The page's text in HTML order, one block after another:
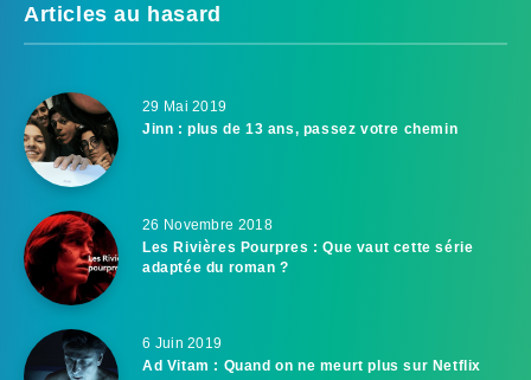
Articles au hasard
29 Mai 2019
Jinn : plus de 13 ans, passez votre chemin
26 Novembre 2018
Les Rivières Pourpres : Que vaut cette série
adaptée du roman ?
6 Juin 2019
Ad Vitam : Quand on ne meurt plus sur Netflix